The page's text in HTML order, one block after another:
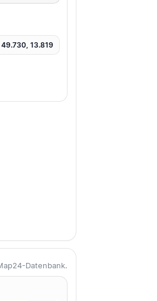
49.730, 13.819
Datenbank.